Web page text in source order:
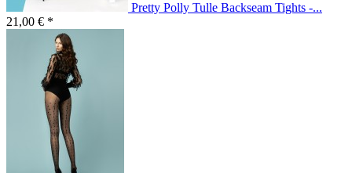
Pretty Polly Tulle Backseam Tights -...
21,00 € *